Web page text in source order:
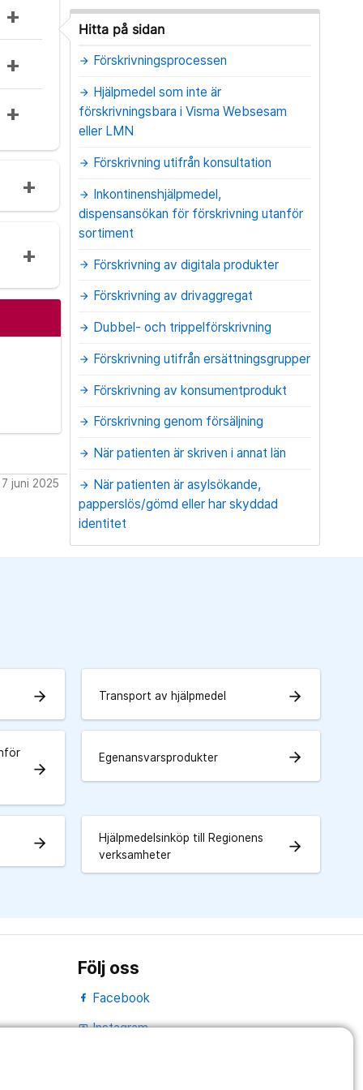
juni 2025
Hitta på sidan
arrow_forward Förskrivningsprocessen
arrow_forward
Hjälpmedel som inte är
förskrivningsbara i Visma Websesam
eller LMN
arrow_forward Förskrivning utifrån konsultation
arrow_forward Inkontinenshjälpmedel,
dispensansökan för förskrivning utanför
sortiment
arrow_forward Förskrivning av digitala produkter
arrow_forward Förskrivning av drivaggregat
arrow_forward Dubbel- och trippelförskrivning
arrow_forward Förskrivning utifrån ersättningsgrupper
arrow_forward Förskrivning av konsumentprodukt
arrow_forward Förskrivning genom försäljning
arrow_forward När patienten är skriven i annat län
arrow_forward När patienten är asylsökande,
papperslös/gömd eller har skyddad
identitet
arrow_forward Transport av hjälpmedel arrow_forward
arrow_forward
Egenansvarsprodukter arrow_forward
arrow_forward
Hjälpmedelsinköp till Regionens
verksamheter
arrow_forward
Följ oss
Facebook
portraitInstagram